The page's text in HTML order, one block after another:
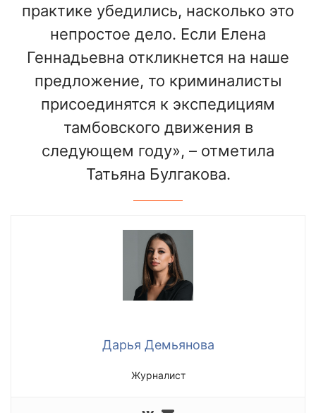
практике убедились, насколько это
непростое дело. Если Елена
Геннадьевна откликнется на наше
предложение, то криминалисты
присоединятся к экспедициям
тамбовского движения в
следующем году», – отметила
Татьяна Булгакова.
Дарья Демьянова
Журналист